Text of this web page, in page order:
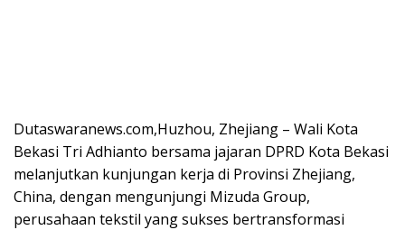
Dutaswaranews.com,Huzhou, Zhejiang – Wali Kota
Bekasi Tri Adhianto bersama jajaran DPRD Kota Bekasi
melanjutkan kunjungan kerja di Provinsi Zhejiang,
China, dengan mengunjungi Mizuda Group,
perusahaan tekstil yang sukses bertransformasi